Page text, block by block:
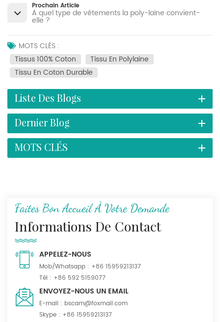
Prochain Article
À quel type de vêtements la poly-laine convient-
elle ?
MOTS CLÉS :
Tissus 100% Coton
Tissu En Polylaine
Tissu En Coton Durable
Liste Des Blogs
Dernier Blog
MOTS CLÉS
Faites Bon Accueil À Votre Demande
Informations De Contact
APPELEZ-NOUS
Mob/Whatsapp : +86 15959213137
Tél : +86 592 5159077
ENVOYEZ-NOUS UN EMAIL
E-mail : bscam@foxmail.com
Skype : +86 15959213137